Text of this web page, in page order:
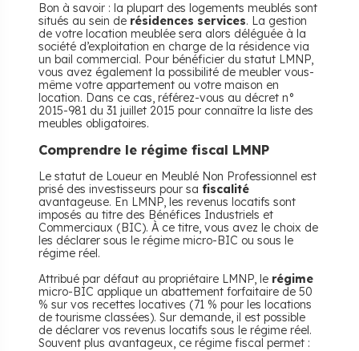
Bon à savoir : la plupart des logements meublés sont
situés au sein de résidences services. La gestion
de votre location meublée sera alors déléguée à la
société d’exploitation en charge de la résidence via
un bail commercial. Pour bénéficier du statut LMNP,
vous avez également la possibilité de meubler vous-
même votre appartement ou votre maison en
location. Dans ce cas, référez-vous au décret n°
2015-981 du 31 juillet 2015 pour connaître la liste des
meubles obligatoires.
Comprendre le régime fiscal LMNP
Le statut de Loueur en Meublé Non Professionnel est
prisé des investisseurs pour sa fiscalité
avantageuse. En LMNP, les revenus locatifs sont
imposés au titre des Bénéfices Industriels et
Commerciaux (BIC). À ce titre, vous avez le choix de
les déclarer sous le régime micro-BIC ou sous le
régime réel.
Attribué par défaut au propriétaire LMNP, le régime
micro-BIC applique un abattement forfaitaire de 50
% sur vos recettes locatives (71 % pour les locations
de tourisme classées). Sur demande, il est possible
de déclarer vos revenus locatifs sous le régime réel.
Souvent plus avantageux, ce régime fiscal permet :